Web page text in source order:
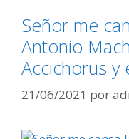
Señor me
Antonio
Accichorus y
21/06/2021 por